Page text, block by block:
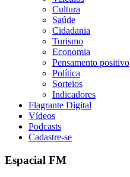
Cultura
Saúde
Cidadania
Turismo
Economia
Pensamento positivo
Política
Sorteios
Indicadores
Flagrante Digital
Vídeos
Podcasts
Cadastre-se
Espacial FM